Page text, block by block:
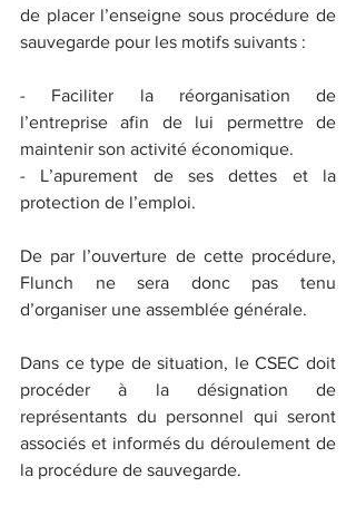
de placer l’enseigne sous procédure de
sauvegarde pour les motifs suivants :
- Faciliter la réorganisation de
l’entreprise afin de lui permettre de
maintenir son activité économique.
- L’apurement de ses dettes et la
protection de l’emploi.
De par l’ouverture de cette procédure,
Flunch ne sera donc pas tenu
d’organiser une assemblée générale.
Dans ce type de situation, le CSEC doit
procéder à la désignation de
représentants du personnel qui seront
associés et informés du déroulement de
la procédure de sauvegarde.